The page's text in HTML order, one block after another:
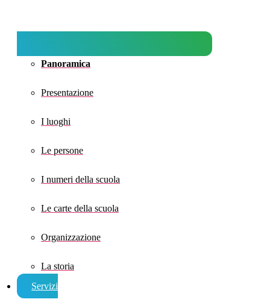
Panoramica
Presentazione
I luoghi
Le persone
I numeri della scuola
Le carte della scuola
Organizzazione
La storia
Servizi